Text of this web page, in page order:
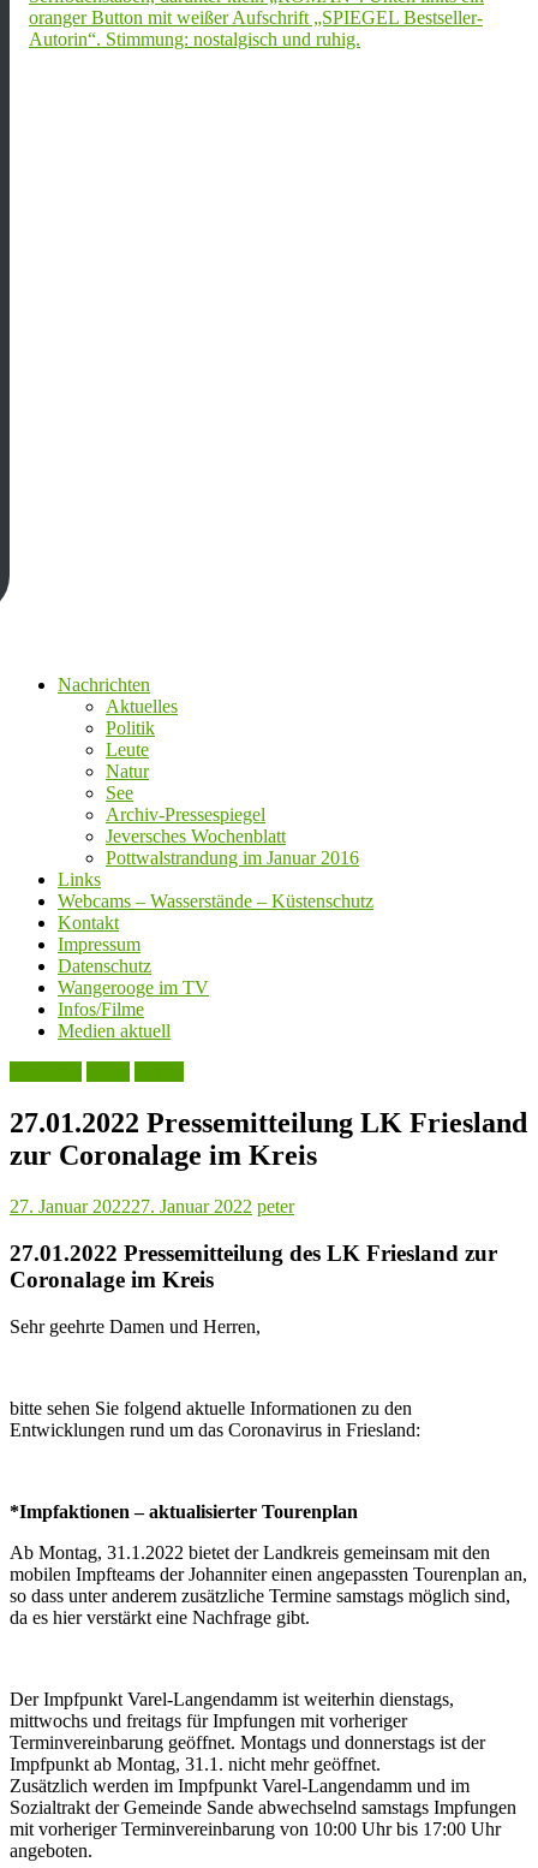
Nachrichten
Aktuelles
Politik
Leute
Natur
See
Archiv-Pressespiegel
Jeversches Wochenblatt
Pottwalstrandung im Januar 2016
Links
Webcams – Wasserstände – Küstenschutz
Kontakt
Impressum
Datenschutz
Wangerooge im TV
Infos/Filme
Medien aktuell
27.01.2022 Pressemitteilung LK Friesland
zur Coronalage im Kreis
27. Januar 202227. Januar 2022 peter
27.01.2022 Pressemitteilung des LK Friesland zur
Coronalage im Kreis
Sehr geehrte Damen und Herren,
bitte sehen Sie folgend aktuelle Informationen zu den
Entwicklungen rund um das Coronavirus in Friesland:
*Impfaktionen – aktualisierter Tourenplan
Ab Montag, 31.1.2022 bietet der Landkreis gemeinsam mit den
mobilen Impfteams der Johanniter einen angepassten Tourenplan an,
so dass unter anderem zusätzliche Termine samstags möglich sind,
da es hier verstärkt eine Nachfrage gibt.
Der Impfpunkt Varel-Langendamm ist weiterhin dienstags,
mittwochs und freitags für Impfungen mit vorheriger
Terminvereinbarung geöffnet. Montags und donnerstags ist der
Impfpunkt ab Montag, 31.1. nicht mehr geöffnet.
Zusätzlich werden im Impfpunkt Varel-Langendamm und im
Sozialtrakt der Gemeinde Sande abwechselnd samstags Impfungen
mit vorheriger Terminvereinbarung von 10:00 Uhr bis 17:00 Uhr
angeboten.